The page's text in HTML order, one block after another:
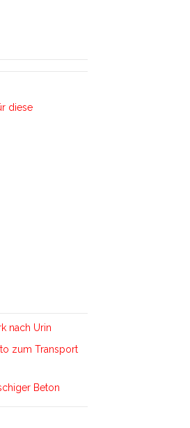
diese
nach Urin
zum Transport
Beton